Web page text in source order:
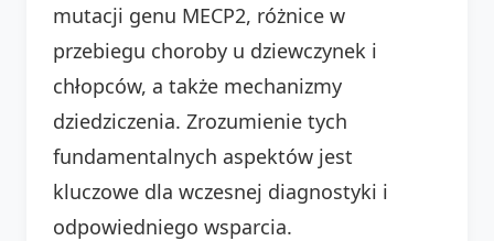
mutacji genu MECP2, różnice w
przebiegu choroby u dziewczynek i
chłopców, a także mechanizmy
dziedziczenia. Zrozumienie tych
fundamentalnych aspektów jest
kluczowe dla wczesnej diagnostyki i
odpowiedniego wsparcia.